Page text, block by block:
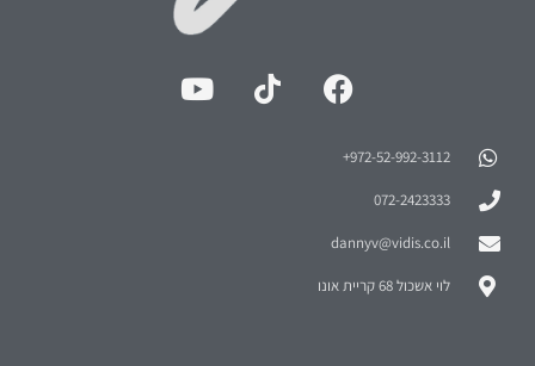
972-52-992-3112⁩+
072-2423333
dannyv@vidis.co.il
לוי אשכול 68 קריית אונו